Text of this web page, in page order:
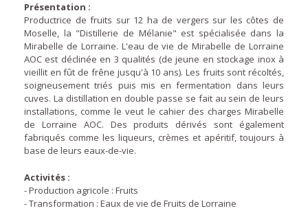
Présentation :
Productrice de fruits sur 12 ha de vergers sur les côtes de
Moselle, la "Distillerie de Mélanie" est spécialisée dans la
Mirabelle de Lorraine. L'eau de vie de Mirabelle de Lorraine
AOC est déclinée en 3 qualités (de jeune en stockage inox à
vieillit en fût de frêne jusqu'à 10 ans). Les fruits sont récoltés,
soigneusement triés puis mis en fermentation dans leurs
cuves. La distillation en double passe se fait au sein de leurs
installations, comme le veut le cahier des charges Mirabelle
de Lorraine AOC. Des produits dérivés sont également
fabriqués comme les liqueurs, crèmes et apéritif, toujours à
base de leurs eaux-de-vie.
Activités :
- Production agricole : Fruits
- Transformation : Eaux de vie de Fruits de Lorraine